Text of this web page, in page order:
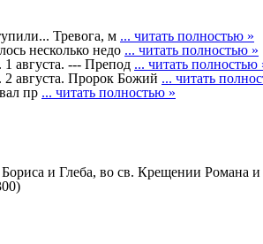
Тревога, м ... читать полностью »
несколько недо ... читать полностью »
--- Препод ... читать полностью
Пророк Божий ... читать
пр ... читать полностью »
и Глеба, во св. Крещении Романа